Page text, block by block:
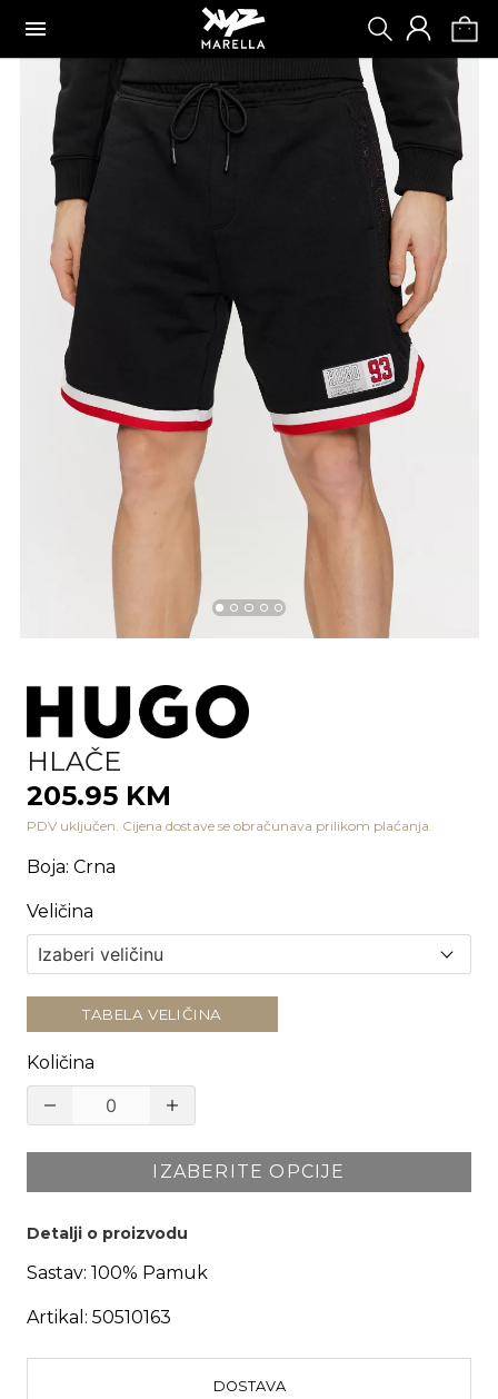
HLAČE
205.95 KM
PDV uključen. Cijena dostave se obračunava prilikom plaćanja.
Boja: Crna
Veličina
TABELA VELIČINA
Količina
IZABERITE OPCIJE
Detalji o proizvodu
Sastav: 100% Pamuk
Artikal: 50510163
DOSTAVA